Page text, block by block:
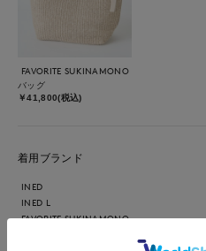
FAVORITE SUKINAMONO
バッグ
￥41,800(税込)
着用ブランド
INED
INED L
FAVORITE SUKINAMONO